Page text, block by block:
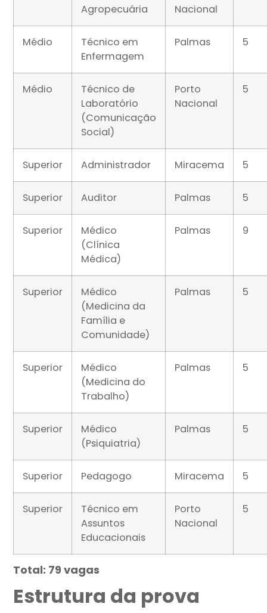
Agropecuária
Nacional
Médio
Técnico em
Enfermagem
Palmas 5
Médio
Técnico de
Laboratório
(Comunicação
Social)
Porto
Nacional
5
Superior Administrador Miracema 5
Superior Auditor Palmas 5
Superior
Médico
(Clínica
Médica)
Palmas 9
Superior
Médico
(Medicina da
Família e
Comunidade)
Palmas 5
Superior
Médico
(Medicina do
Trabalho)
Palmas 5
Superior
Médico
(Psiquiatria)
Palmas 5
Superior Pedagogo Miracema 5
Superior
Técnico em
Assuntos
Educacionais
Porto
Nacional
5
Total: 79 vagas
Estrutura da prova